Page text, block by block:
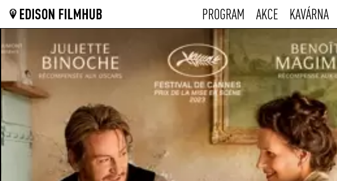
PROGRAM AKCE KAVÁRNA